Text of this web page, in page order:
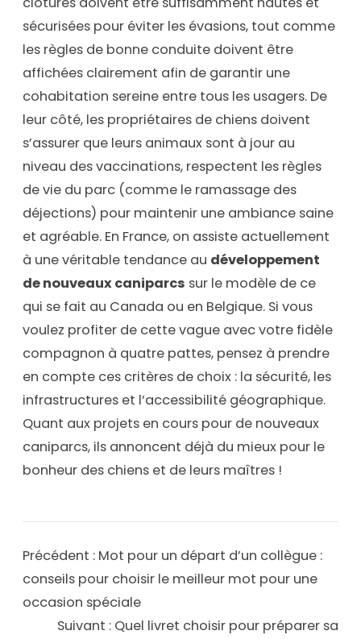
sécurisées pour éviter les évasions, tout comme
les règles de bonne conduite doivent être
affichées clairement afin de garantir une
cohabitation sereine entre tous les usagers. De
leur côté, les propriétaires de chiens doivent
s’assurer que leurs animaux sont à jour au
niveau des vaccinations, respectent les règles
de vie du parc (comme le ramassage des
déjections) pour maintenir une ambiance saine
et agréable. En France, on assiste actuellement
à une véritable tendance au développement
de nouveaux caniparcs sur le modèle de ce
qui se fait au Canada ou en Belgique. Si vous
voulez profiter de cette vague avec votre fidèle
compagnon à quatre pattes, pensez à prendre
en compte ces critères de choix : la sécurité, les
infrastructures et l’accessibilité géographique.
Quant aux projets en cours pour de nouveaux
caniparcs, ils annoncent déjà du mieux pour le
bonheur des chiens et de leurs maîtres !
Précédent : Mot pour un départ d’un collègue :
conseils pour choisir le meilleur mot pour une
occasion spéciale
Suivant : Quel livret choisir pour préparer sa